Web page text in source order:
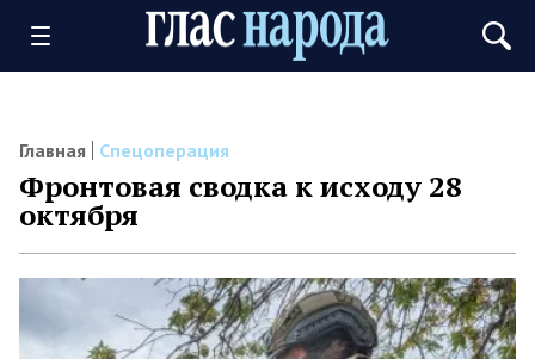
Главная Спецоперация
Фронтовая сводка к исходу 28
октября